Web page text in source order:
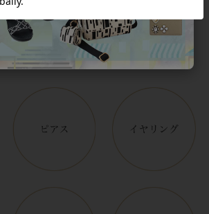
Category
アイテムカテゴリー